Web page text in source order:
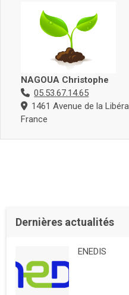
NAGOUA Christophe
05.53.67.14.65
1461 Avenue de la
France
Dernières actualités
ENEDIS